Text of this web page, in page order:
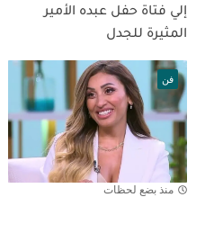
إلي فتاة حفل عبده الأمير
المثيرة للجدل
فن
منذ بضع لحظات